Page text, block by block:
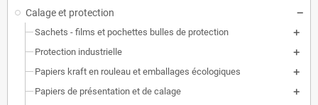
Calage et protection
Sachets - films et pochettes bulles de protection
Protection industrielle
Papiers kraft en rouleau et emballages écologiques
Papiers de présentation et de calage